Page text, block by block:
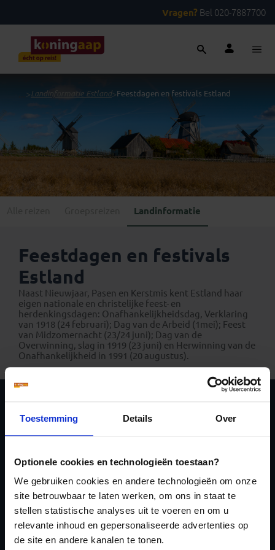
Toestemming Details Over
Optionele cookies en technologieën toestaan?
We gebruiken cookies en andere technologieën om onze
site betrouwbaar te laten werken, om ons in staat te
stellen statistische analyses uit te voeren en om u
relevante inhoud en gepersonaliseerde advertenties op
de site en andere kanalen te tonen.
Vragen? Bel 020-7887700
> Landinformatie Estland>Feestdagen en festivals Estland
Landinformatie
Feestdagen en festivals
Estland
Naast Nieuwjaar, Pasen en Kerstmis kent Estland haar
eigen nationale en christelijke feest- en
herdenkingsdagen: Onafhankelijkheidsdag, Verklaring
van 1918 (24 februari); Dag van de Arbeid (1mei); Feest
van Midzomernacht (23/24 juni); Dag van de
Overwinning, slag in 1919 (23 juni) en Herwinning van de
Onafhankelijkheid in 1991 (20 augustus).
Schrijf je in voor de
nieuwsbrief
Inschrijven